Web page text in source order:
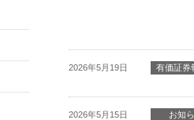
2026年5月19日 有価証券
2026年5月15日 お知